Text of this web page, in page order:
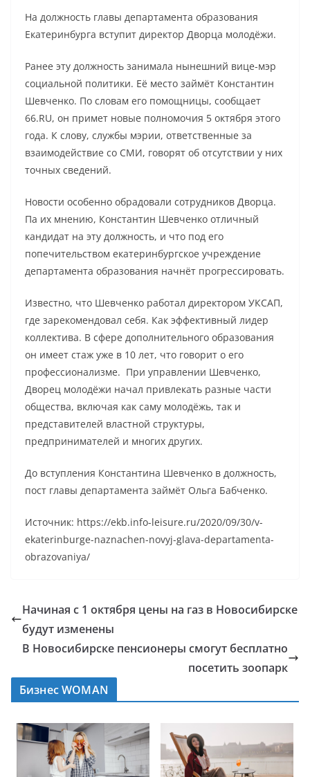
На должность главы департамента образования
Екатеринбурга вступит директор Дворца молодёжи.
Ранее эту должность занимала нынешний вице-мэр
социальной политики. Её место займёт Константин
Шевченко. По словам его помощницы, сообщает
66.RU, он примет новые полномочия 5 октября этого
года. К слову, службы мэрии, ответственные за
взаимодействие со СМИ, говорят об отсутствии у них
точных сведений.
Новости особенно обрадовали сотрудников Дворца.
Па их мнению, Константин Шевченко отличный
кандидат на эту должность, и что под его
попечительством екатеринбургское учреждение
департамента образования начнёт прогрессировать.
Известно, что Шевченко работал директором УКСАП,
где зарекомендовал себя. Как эффективный лидер
коллектива. В сфере дополнительного образования
он имеет стаж уже в 10 лет, что говорит о его
профессионализме. При управлении Шевченко,
Дворец молодёжи начал привлекать разные части
общества, включая как саму молодёжь, так и
представителей властной структуры,
предпринимателей и многих других.
До вступления Константина Шевченко в должность,
пост главы департамента займёт Ольга Бабченко.
Источник: https://ekb.info-leisure.ru/2020/09/30/v-
ekaterinburge-naznachen-novyj-glava-departamenta-
obrazovaniya/
Начиная с 1 октября цены на газ в Новосибирске
будут изменены
В Новосибирске пенсионеры смогут бесплатно
посетить зоопарк
Бизнес WOMAN